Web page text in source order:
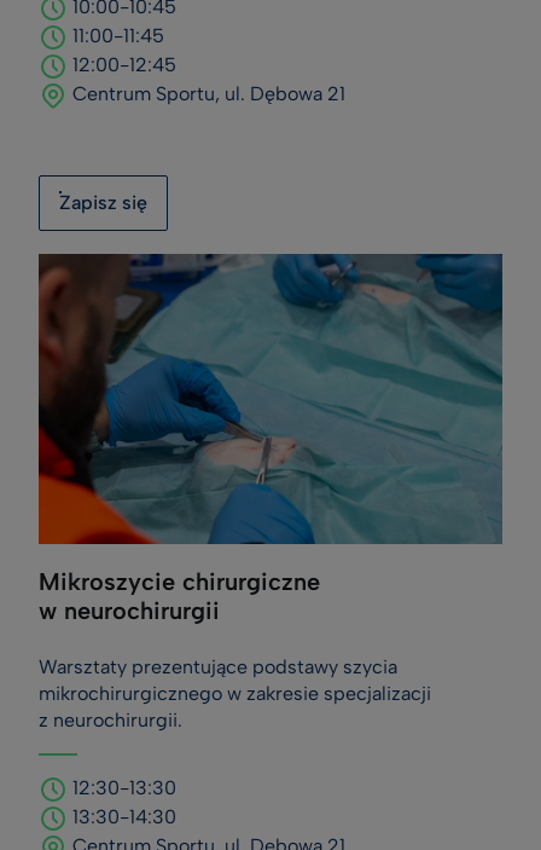
10:00-10:45
11:00-11:45
12:00-12:45
Centrum Sportu, ul. Dębowa 21
Zapisz się
Mikroszycie chirurgiczne
w neurochirurgii
Warsztaty prezentujące podstawy szycia
mikrochirurgicznego w zakresie specjalizacji
z neurochirurgii.
12:30-13:30
13:30-14:30